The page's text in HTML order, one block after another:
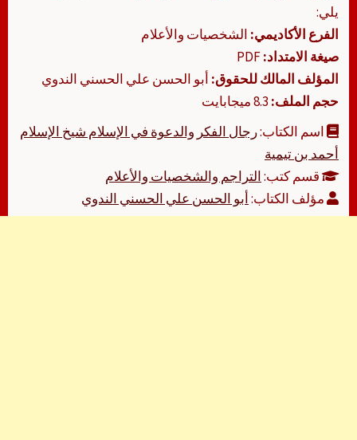
يلي:
الفرع الأكاديمي: الشخصيات والأعلام
صيغة الامتداد:
المؤلف المالك للحقوق: أبو الحسن علي الحسني الندوي
حجم الملف:
اسم الكتاب:رجال الفكر والدعوة في الإسلام شيخ الإسلام
أحمد بن تيمية
قسم كتب:التراجم والشخصيات والأعلام
مؤلف الكتاب:أبو الحسن علي الحسني الندوي